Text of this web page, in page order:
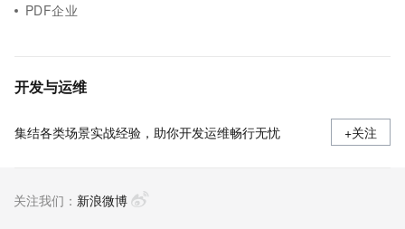
PDF企业
开发与运维
集结各类场景实战经验，助你开发运维畅行无忧 +关注
关注我们： 新浪微博